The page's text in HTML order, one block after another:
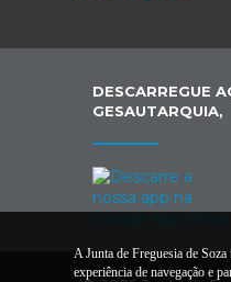
DESCARREGUE
GESAUTARQUIA,
A Junta de Freguesia de
experiência de navegação e